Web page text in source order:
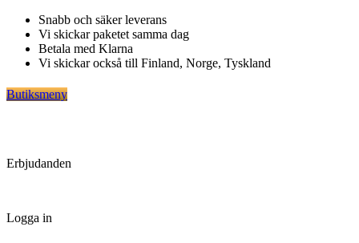
Hoppa
innehåll
Snabb och säker leverans
Vi skickar paketet samma dag
Betala med Klarna
Vi skickar också till Finland, Norge, Tyskland
Butiksmeny
Erbjudanden
Logga in